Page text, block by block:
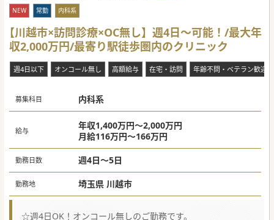
NEW 常勤 内科系
【川越市×訪問診療×OC無し】週4日～可能！/最大年
収2,000万円/最寄り駅徒歩圏内のクリニック
週4日以下 オンコール無し 高額給与 在宅・訪問 年齢不問・ベテラン歓迎
募集科目 内科系
給与
年収1,400万円～2,000万円
月給116万円～166万円
勤務日数 週4日～5日
勤務地 埼玉県 川越市
☆週4日OK！オンコール無しのご勤務です。